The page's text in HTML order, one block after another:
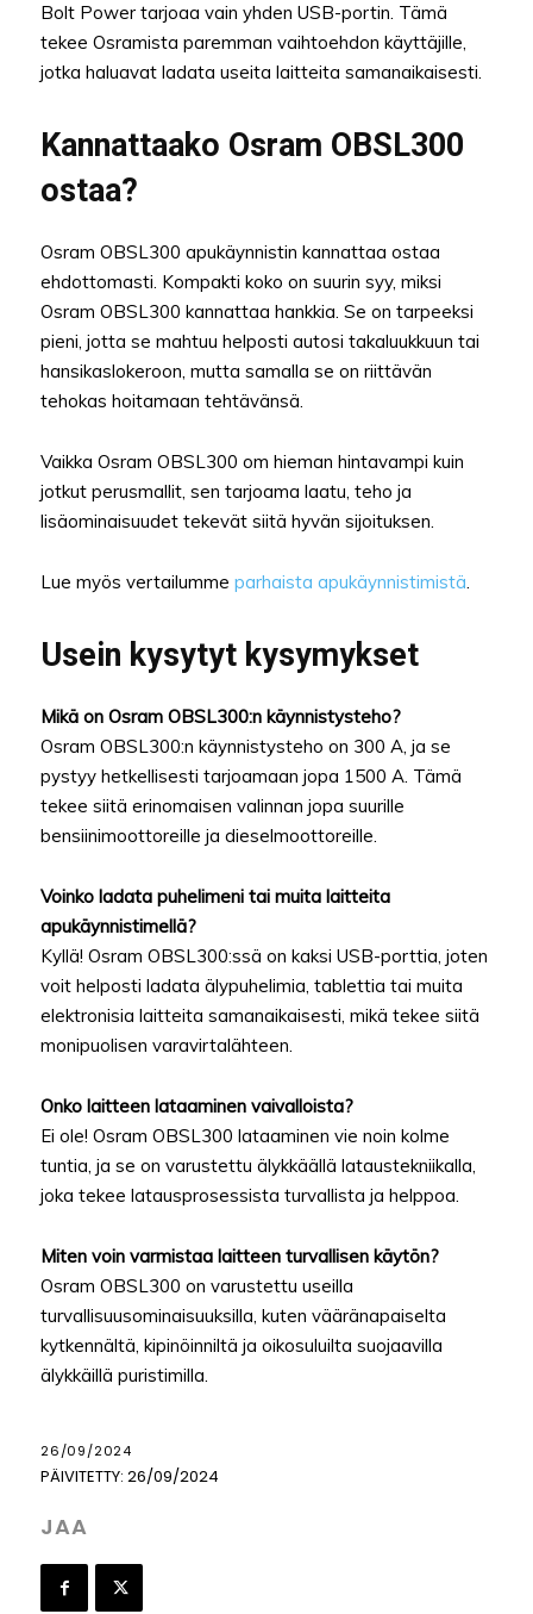
Bolt Power tarjoaa vain yhden USB-portin. Tämä
tekee Osramista paremman vaihtoehdon käyttäjille,
jotka haluavat ladata useita laitteita samanaikaisesti.
Kannattaako Osram OBSL300
ostaa?
Osram OBSL300 apukäynnistin kannattaa ostaa
ehdottomasti. Kompakti koko on suurin syy, miksi
Osram OBSL300 kannattaa hankkia. Se on tarpeeksi
pieni, jotta se mahtuu helposti autosi takaluukkuun tai
hansikaslokeroon, mutta samalla se on riittävän
tehokas hoitamaan tehtävänsä.
Vaikka Osram OBSL300 om hieman hintavampi kuin
jotkut perusmallit, sen tarjoama laatu, teho ja
lisäominaisuudet tekevät siitä hyvän sijoituksen.
Lue myös vertailumme parhaista apukäynnistimistä
Usein kysytyt kysymykset
Mikä on Osram OBSL300:n käynnistysteho?
Osram OBSL300:n käynnistysteho on 300 A, ja se
pystyy hetkellisesti tarjoamaan jopa 1500 A. Tämä
tekee siitä erinomaisen valinnan jopa suurille
bensiinimoottoreille ja dieselmoottoreille.
Voinko ladata puhelimeni tai muita laitteita
apukäynnistimellä?
Kyllä! Osram OBSL300:ssä on kaksi USB-porttia, joten
voit helposti ladata älypuhelimia, tablettia tai muita
elektronisia laitteita samanaikaisesti, mikä tekee siitä
monipuolisen varavirtalähteen.
Onko laitteen lataaminen vaivalloista?
Ei ole! Osram OBSL300 lataaminen vie noin kolme
tuntia, ja se on varustettu älykkäällä lataustekniikalla,
joka tekee latausprosessista turvallista ja helppoa.
Miten voin varmistaa laitteen turvallisen käytön?
Osram OBSL300 on varustettu useilla
turvallisuusominaisuuksilla, kuten vääränapaiselta
kytkennältä, kipinöinniltä ja oikosuluilta suojaavilla
älykkäillä puristimilla.
26/09/2024
PÄIVITETTY: 26/09/2024
JAA